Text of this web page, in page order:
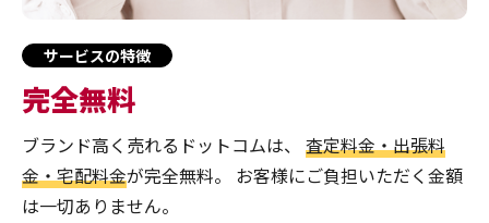
サービスの特徴
完全無料
ブランド高く売れるドットコムは、 査定料金・出張料
金・宅配料金が完全無料。 お客様にご負担いただく金額
は一切ありません。